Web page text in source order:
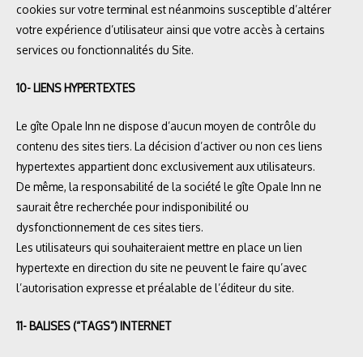
cookies sur votre terminal est néanmoins susceptible d’altérer
votre expérience d’utilisateur ainsi que votre accès à certains
services ou fonctionnalités du Site.
10- LIENS HYPERTEXTES
Le gîte Opale Inn ne dispose d’aucun moyen de contrôle du
contenu des sites tiers. La décision d’activer ou non ces liens
hypertextes appartient donc exclusivement aux utilisateurs.
De même, la responsabilité de la société le gîte Opale Inn ne
saurait être recherchée pour indisponibilité ou
dysfonctionnement de ces sites tiers.
Les utilisateurs qui souhaiteraient mettre en place un lien
hypertexte en direction du site ne peuvent le faire qu’avec
l’autorisation expresse et préalable de l’éditeur du site.
11- BALISES (“TAGS”) INTERNET